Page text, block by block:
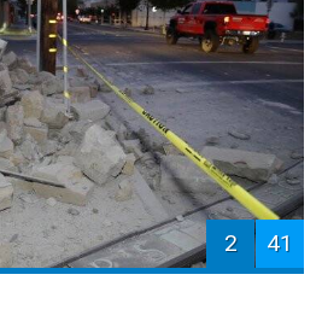
2 41